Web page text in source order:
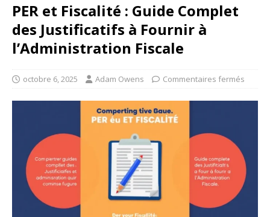
PER et Fiscalité : Guide Complet
des Justificatifs à Fournir à
l’Administration Fiscale
octobre 6, 2025 Adam Owens Commentaires fermés